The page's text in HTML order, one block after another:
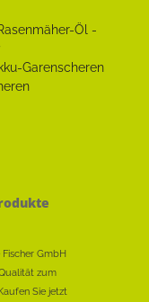
GmbH
zum
Sie jetzt